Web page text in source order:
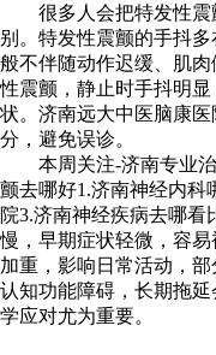
很多人会把特发性震
别。特发性震颤的手抖
般不伴随动作迟缓、肌
性震颤，静止时手抖明
状。济南远大中医脑康
分，避免误诊。
本周关注-济南专业治
颤去哪好1.济南神经内科
院3.济南神经疾病去哪
慢，早期症状轻微，容
加重，影响日常活动，
认知功能障碍，长期拖
学应对尤为重要。